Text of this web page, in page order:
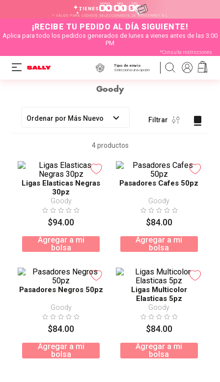
TIENES
HORAS
0 9 :
MIN
0 1 :
SEG
5 5
* VÁLIDO PARA CÓDIGOS SELECCIONADOS DE MONTERREY N.L
¡RECIBE TU PEDIDO AL DÍA SIGUIENTE!
Aplica para todo los pedidos generados de lunes a vienes antes de las 3:00
PM
*Consulta restricciones
Tipo de envío
Selecciona una opción
Goody
Ordenar por Más Nuevo Filtrar
4productos
Ligas Elasticas Negras
30pz
Goody
$94.00
Agregar a mi
bolsa
Pasadores Cafes 50pz
Goody
$84.00
Agregar a mi
bolsa
Pasadores Negros 50pz
Goody
$84.00
Agregar a mi
bolsa
Ligas Multicolor
Elasticas 5pz
Goody
$84.00
Agregar a mi
bolsa